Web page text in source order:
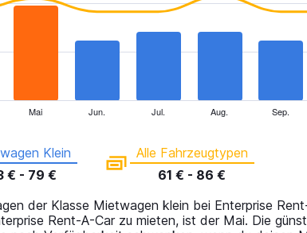
Mai Jun. Jul. Aug. Sep.
Klein
€ - 79 €
Alle Fahrzeugtypen
61 € - 86 €
der Klasse Mietwagen klein bei Enterprise
Rent-A-Car zu mieten, ist der Mai. Die